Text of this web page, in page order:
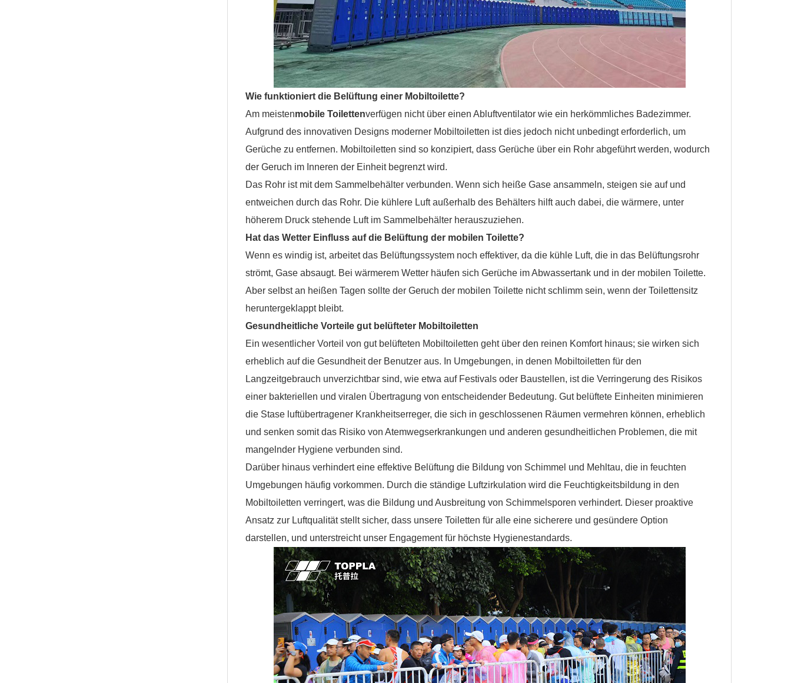
Wie funktioniert die Belüftung einer Mobiltoilette?
Am meistenmobile Toilettenverfügen nicht über einen Abluftventilator wie ein herkömmliches Badezimmer.
Aufgrund des innovativen Designs moderner Mobiltoiletten ist dies jedoch nicht unbedingt erforderlich, um
Gerüche zu entfernen. Mobiltoiletten sind so konzipiert, dass Gerüche über ein Rohr abgeführt werden, wodurch
der Geruch im Inneren der Einheit begrenzt wird.
Das Rohr ist mit dem Sammelbehälter verbunden. Wenn sich heiße Gase ansammeln, steigen sie auf und
entweichen durch das Rohr. Die kühlere Luft außerhalb des Behälters hilft auch dabei, die wärmere, unter
höherem Druck stehende Luft im Sammelbehälter herauszuziehen.
Hat das Wetter Einfluss auf die Belüftung der mobilen Toilette?
Wenn es windig ist, arbeitet das Belüftungssystem noch effektiver, da die kühle Luft, die in das Belüftungsrohr
strömt, Gase absaugt. Bei wärmerem Wetter häufen sich Gerüche im Abwassertank und in der mobilen Toilette.
Aber selbst an heißen Tagen sollte der Geruch der mobilen Toilette nicht schlimm sein, wenn der Toilettensitz
heruntergeklappt bleibt.
Gesundheitliche Vorteile gut belüfteter Mobiltoiletten
Ein wesentlicher Vorteil von gut belüfteten Mobiltoiletten geht über den reinen Komfort hinaus; sie wirken sich
erheblich auf die Gesundheit der Benutzer aus. In Umgebungen, in denen Mobiltoiletten für den
Langzeitgebrauch unverzichtbar sind, wie etwa auf Festivals oder Baustellen, ist die Verringerung des Risikos
einer bakteriellen und viralen Übertragung von entscheidender Bedeutung. Gut belüftete Einheiten minimieren
die Stase luftübertragener Krankheitserreger, die sich in geschlossenen Räumen vermehren können, erheblich
und senken somit das Risiko von Atemwegserkrankungen und anderen gesundheitlichen Problemen, die mit
mangelnder Hygiene verbunden sind.
Darüber hinaus verhindert eine effektive Belüftung die Bildung von Schimmel und Mehltau, die in feuchten
Umgebungen häufig vorkommen. Durch die ständige Luftzirkulation wird die Feuchtigkeitsbildung in den
Mobiltoiletten verringert, was die Bildung und Ausbreitung von Schimmelsporen verhindert. Dieser proaktive
Ansatz zur Luftqualität stellt sicher, dass unsere Toiletten für alle eine sicherere und gesündere Option
darstellen, und unterstreicht unser Engagement für höchste Hygienestandards.